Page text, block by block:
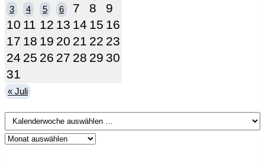
3 4 5 6 7 8
9
10 11 12 13 14 15 16
17 18 19 20 21 22 23
24 25 26 27 28 29 30
31
« Juli